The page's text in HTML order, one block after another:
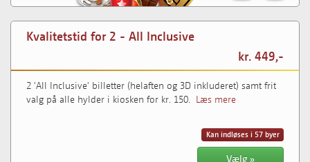
Kvalitetstid for 2 - All Inclusive
kr. 449,-
2 'All Inclusive' billetter (helaften og 3D inkluderet) samt frit
valg på alle hylder i kiosken for kr. 150. Læs mere
Kan indløses i 57 byer
Vælg »